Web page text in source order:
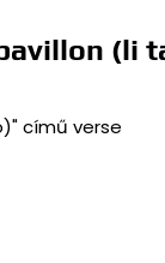
(li
című verse